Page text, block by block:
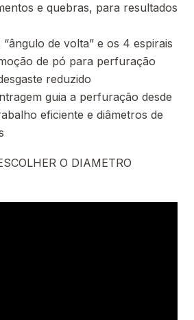
e quebras, para resultados
de volta” e os 4 espirais
de pó para perfuração
reduzido
guia a perfuração desde
eficiente e diâmetros de
O DIAMETRO